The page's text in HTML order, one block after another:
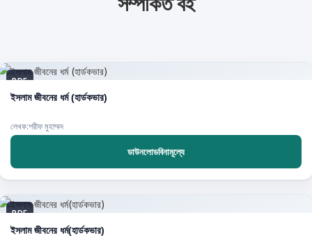
PDF
ইসলাম জীবনের ধর্ম (হার্ডকভার)
লেখক:শরীফ মুহাম্মদ
ডাউনলোডবিনামূল্যে
PDF
ইসলাম জীবনের ধর্ম(হার্ডকভার)